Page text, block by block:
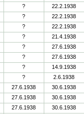
?
22.2.1938
?
22.2.1938
?
22.2.1938
?
21.4.1938
?
27.6.1938
?
27.6.1938
?
14.9.1938
?
2.6.1938
27.6.1938
30.6.1938
27.6.1938
30.6.1938
27.6.1938
30.6.1938